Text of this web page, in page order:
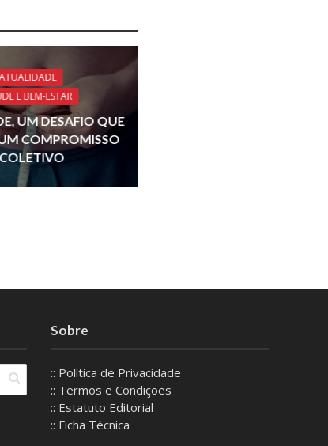
ATUALIDADE
E BEM-ESTAR
UM DESAFIO QUE
COMPROMISSO
COLETIVO
Sobre
:: Política de Privacidade
:: Termos e Condições
:: Estatuto Editorial
:: Ficha Técnica